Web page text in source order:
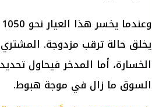
يخلق حالة ترقب مزدوجة. المشتري
الخسارة، أما المدخر فيحاول
السوق ما زال في موجة هبوط.